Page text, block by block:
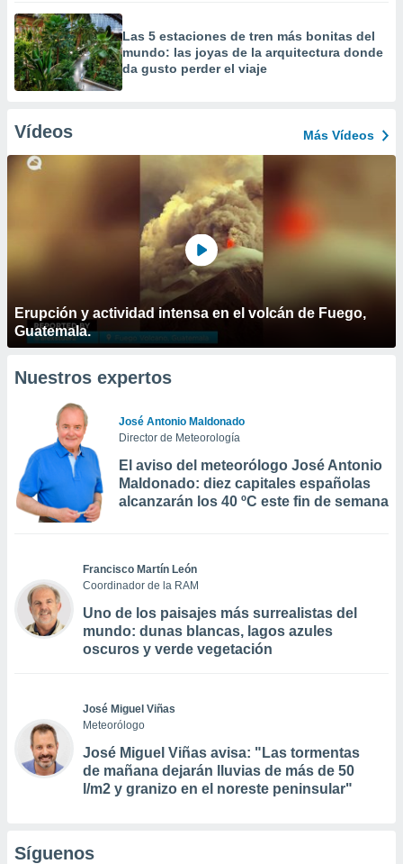
Las 5 estaciones de tren más bonitas del
mundo: las joyas de la arquitectura donde
da gusto perder el viaje
Vídeos Más Vídeos
Erupción y actividad intensa en el volcán de Fuego,
Guatemala.
Nuestros expertos
José Antonio Maldonado
Director de Meteorología
El aviso del meteorólogo José Antonio
Maldonado: diez capitales españolas
alcanzarán los 40 ºC este fin de semana
Francisco Martín León
Coordinador de la RAM
Uno de los paisajes más surrealistas del
mundo: dunas blancas, lagos azules
oscuros y verde vegetación
José Miguel Viñas
Meteorólogo
José Miguel Viñas avisa: "Las tormentas
de mañana dejarán lluvias de más de 50
l/m2 y granizo en el noreste peninsular"
Síguenos